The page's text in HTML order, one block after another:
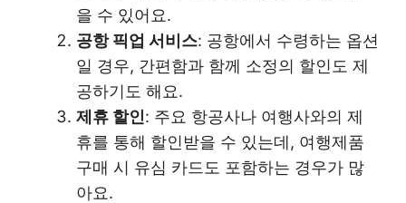
을 수 있어요.
공항 픽업 서비스: 공항에서 수령하는 옵션
일 경우, 간편함과 함께 소정의 할인도 제
공하기도 해요.
제휴 할인: 주요 항공사나 여행사와의 제
휴를 통해 할인받을 수 있는데, 여행제품
구매 시 유심 카드도 포함하는 경우가 많
아요.